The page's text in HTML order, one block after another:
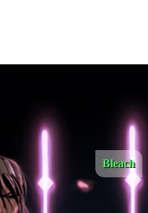
Bleach